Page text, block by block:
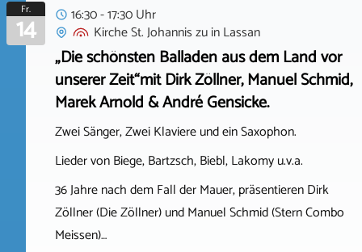
Fr.
14
16:30 - 17:30 Uhr
Kirche St. Johannis zuinLassan
„Die schönsten Balladen aus dem Land vor
unserer Zeit“mit Dirk Zöllner, Manuel Schmid,
Marek Arnold & André Gensicke.
Zwei Sänger, Zwei Klaviere und ein Saxophon.
Lieder von Biege, Bartzsch, Biebl, Lakomy u.v.a.
36 Jahre nach dem Fall der Mauer, präsentieren Dirk
Zöllner (Die Zöllner) und Manuel Schmid (Stern Combo
Meissen)…